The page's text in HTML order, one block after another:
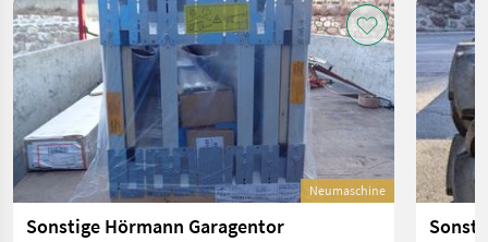
Neumaschine
Sonstige Hörmann Garagentor